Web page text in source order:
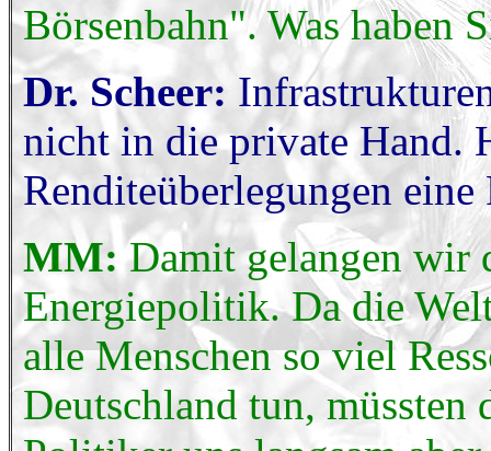
Börsenbahn". Was haben
Dr. Scheer:
nicht in die private Hand.
Renditeüberlegungen
MM:Damit gelangen wir
Energiepolitik. Da die
alle Menschen so viel
Deutschland tun,